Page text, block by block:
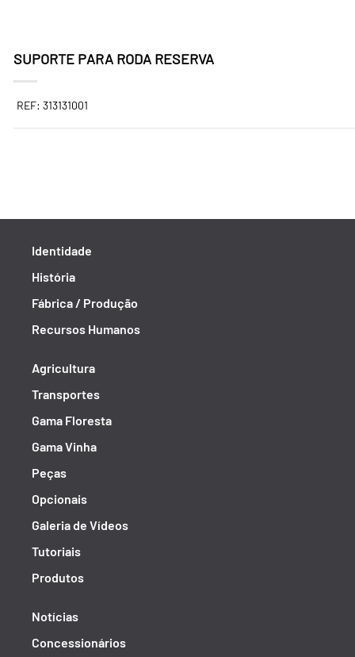
SUPORTE PARA RODA RESERVA
REF: 313131001
Identidade
História
Fábrica / Produção
Recursos Humanos
Agricultura
Transportes
Gama Floresta
Gama Vinha
Peças
Opcionais
Galeria de Vídeos
Tutoriais
Produtos
Notícias
Concessionários